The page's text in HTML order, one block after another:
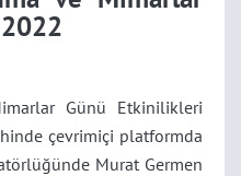
Günü Etkinilikleri
çevrimiçi platformda
Murat Germen